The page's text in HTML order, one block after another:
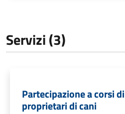
Servizi (3)
Partecipazione a corsi
proprietari di cani